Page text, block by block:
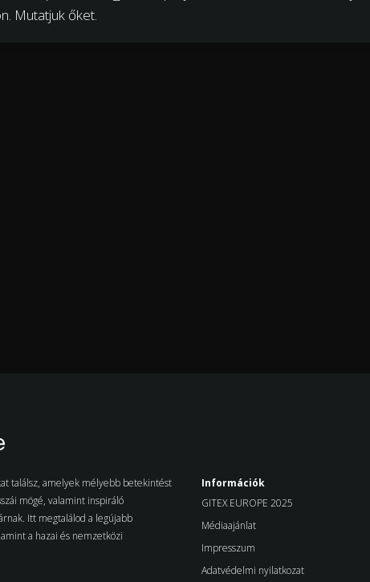
Mutatjuk őket.
találsz, amelyek mélyebb betekintést
mögé, valamint inspiráló
Itt megtalálod a legújabb
a hazai és nemzetközi
Információk
GITEX EUROPE 2025
Médiaajánlat
Impresszum
Adatvédelmi nyilatkozat